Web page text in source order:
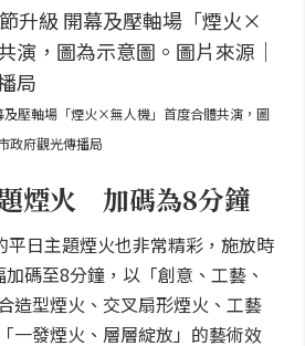
壓軸場「煙火×無人機」首度合體共演，圖
政府觀光傳播局
煙火 加碼為8分鐘
平日主題煙火也非常精彩，施放時
碼至8分鐘，以「創意、工藝、
造型煙火、交叉扇形煙火、工藝
一發煙火、層層綻放」的藝術效